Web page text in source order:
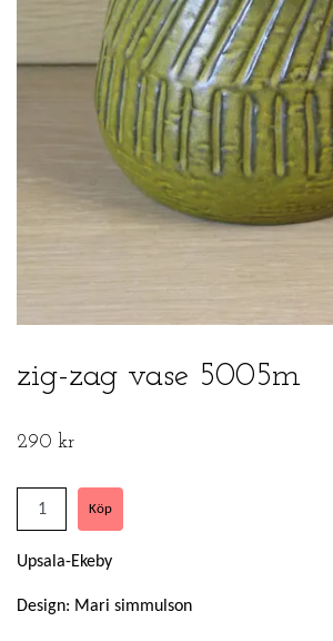
zig-zag vase 5005m
290 kr
Upsala-Ekeby
Design: Mari simmulson